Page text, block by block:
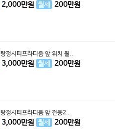
2,000만원 월세 200만원
탕정시티프라디움 앞 위치 월..
3,000만원 월세 200만원
탕정시티프라디움 앞 전용2..
3,000만원 월세 200만원